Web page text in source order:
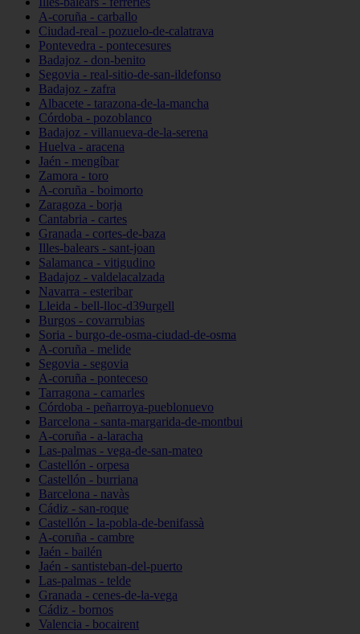
A-coruña - carballo
Ciudad-real - pozuelo-de-calatrava
Pontevedra - pontecesures
Badajoz - don-benito
Segovia - real-sitio-de-san-ildefonso
Badajoz - zafra
Albacete - tarazona-de-la-mancha
Córdoba - pozoblanco
Badajoz - villanueva-de-la-serena
Huelva - aracena
Jaén - mengíbar
Zamora - toro
A-coruña - boimorto
Zaragoza - borja
Cantabria - cartes
Granada - cortes-de-baza
Illes-balears - sant-joan
Salamanca - vitigudino
Badajoz - valdelacalzada
Navarra - esteribar
Lleida - bell-lloc-d39urgell
Burgos - covarrubias
Soria - burgo-de-osma-ciudad-de-osma
A-coruña - melide
Segovia - segovia
A-coruña - ponteceso
Tarragona - camarles
Córdoba - peñarroya-pueblonuevo
Barcelona - santa-margarida-de-montbui
A-coruña - a-laracha
Las-palmas - vega-de-san-mateo
Castellón - orpesa
Castellón - burriana
Barcelona - navàs
Cádiz - san-roque
Castellón - la-pobla-de-benifassà
A-coruña - cambre
Jaén - bailén
Jaén - santisteban-del-puerto
Las-palmas - telde
Granada - cenes-de-la-vega
Cádiz - bornos
Valencia - bocairent